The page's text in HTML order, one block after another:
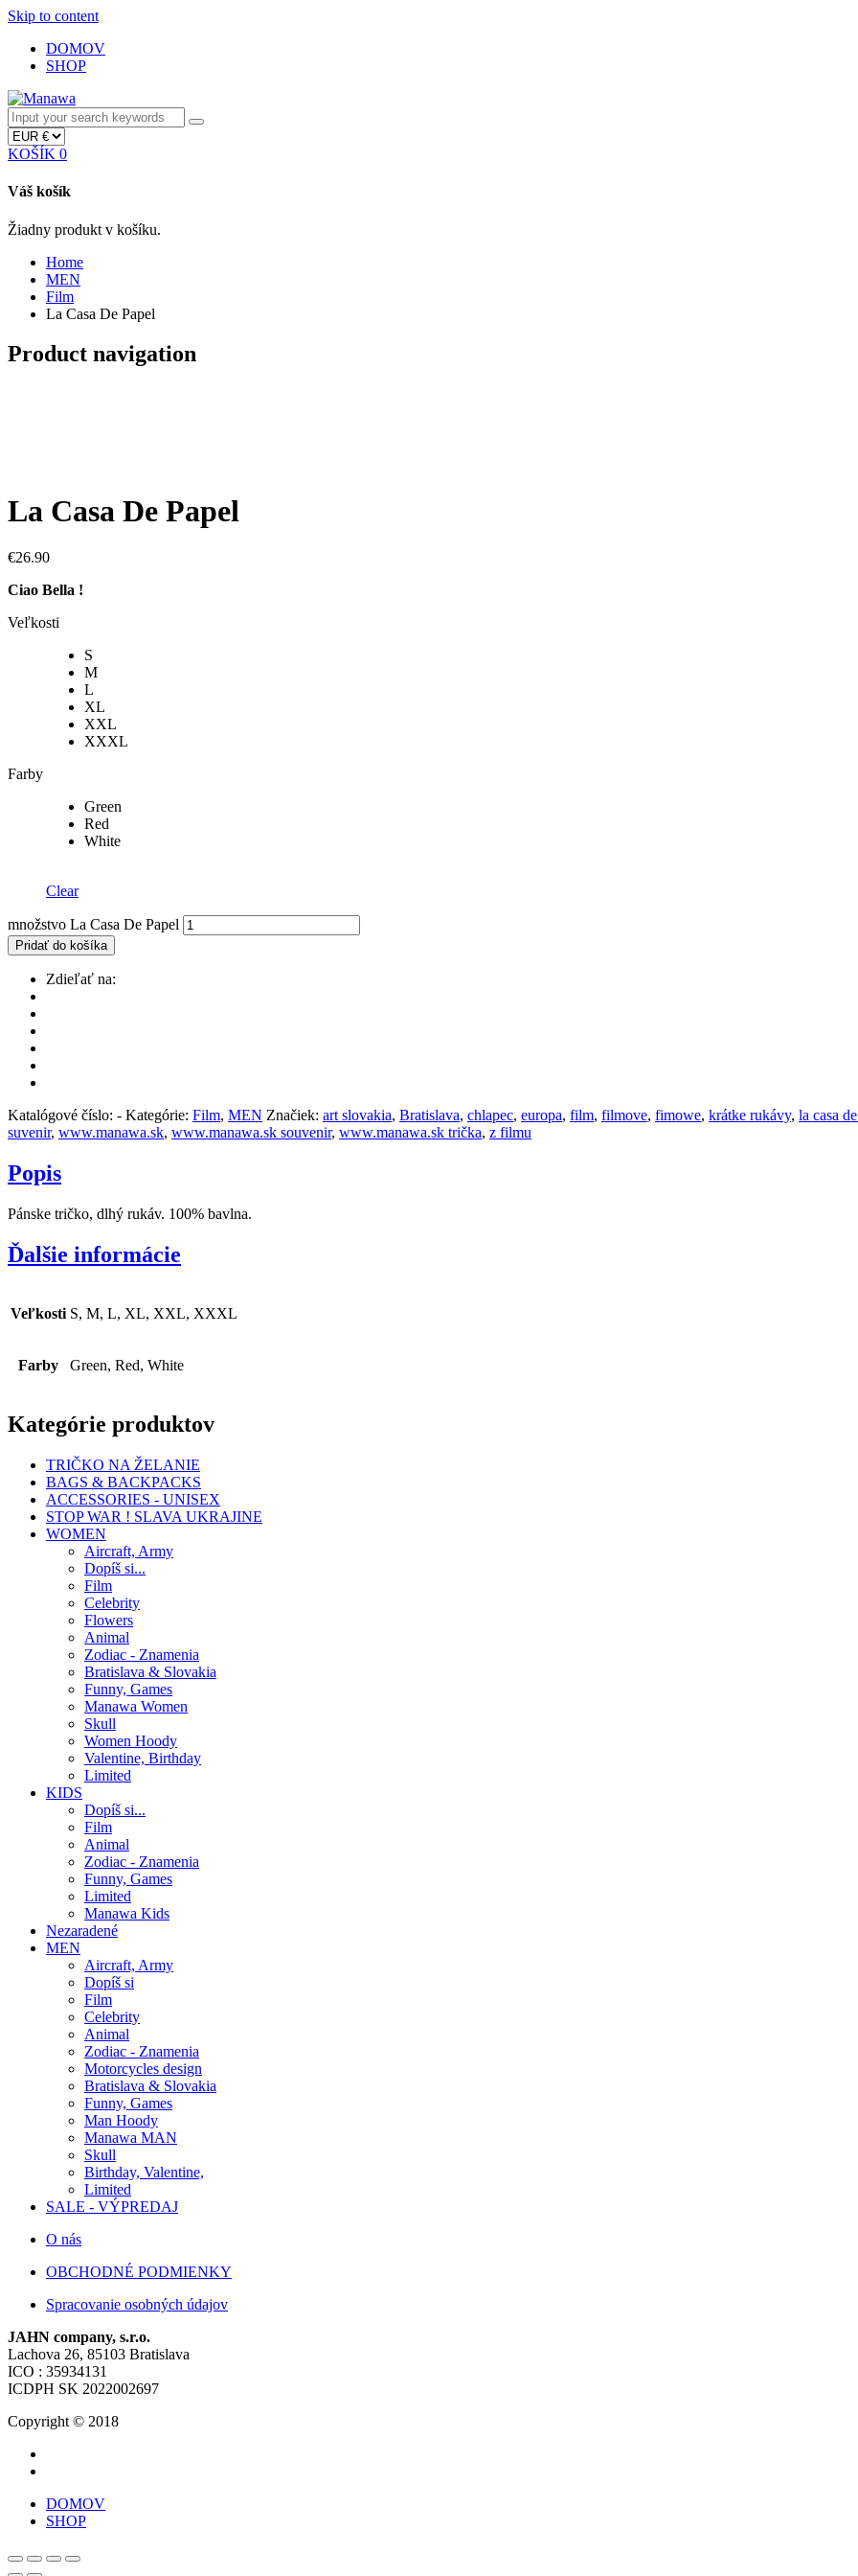
Skip to content
DOMOV
SHOP
KOŠÍK 0
Váš košík
Žiadny produkt v košíku.
Home
MEN
Film
La Casa De Papel
Product navigation
La Casa De Papel
€26.90
Ciao Bella !
Veľkosti
S
M
L
XL
XXL
XXXL
Farby
Green
Red
White
Clear
množstvo La Casa De Papel
Pridať do košíka
Zdieľať na:
Katalógové číslo: - Kategórie: Film, MEN Značiek: art slovakia, Bratislava, chlapec, europa, film, filmove, fimowe, krátke rukávy, la casa
suvenir, www.manawa.sk, www.manawa.sk souvenir, www.manawa.sk trička, z filmu
Popis
Pánske tričko, dlhý rukáv. 100% bavlna.
Ďalšie informácie
Veľkosti S, M, L, XL, XXL, XXXL
Farby Green, Red, White
Kategórie produktov
TRIČKO NA ŽELANIE
BAGS & BACKPACKS
ACCESSORIES - UNISEX
STOP WAR ! SLAVA UKRAJINE
WOMEN
Aircraft, Army
Dopíš si...
Film
Celebrity
Flowers
Animal
Zodiac - Znamenia
Bratislava & Slovakia
Funny, Games
Manawa Women
Skull
Women Hoody
Valentine, Birthday
Limited
KIDS
Dopíš si...
Film
Animal
Zodiac - Znamenia
Funny, Games
Limited
Manawa Kids
Nezaradené
MEN
Aircraft, Army
Dopíš si
Film
Celebrity
Animal
Zodiac - Znamenia
Motorcycles design
Bratislava & Slovakia
Funny, Games
Man Hoody
Manawa MAN
Skull
Birthday, Valentine,
Limited
SALE - VÝPREDAJ
O nás
OBCHODNÉ PODMIENKY
Spracovanie osobných údajov
JAHN company, s.r.o.
Lachova 26, 85103 Bratislava
ICO : 35934131
ICDPH SK 2022002697
Copyright © 2018
DOMOV
SHOP